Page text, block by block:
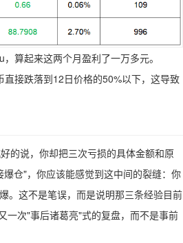
算起来这两个月盈利了一万多元。
接跌落到12日价格的50%以下，这导致
的说，你却把三次亏损的具体金额和原
仓"，你应该能感觉到这中间的裂缝：你
。这不是笔误，而是说明那三条经验目前
一次"事后诸葛亮"式的复盘，而不是事前